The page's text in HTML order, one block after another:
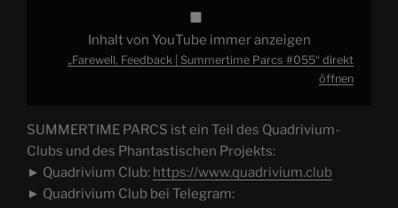
Inhalt von YouTube immer anzeigen
„Farewell, Feedback | Summertime Parcs #055“ direkt
öffnen
SUMMERTIME PARCS ist ein Teil des Quadrivium-
Clubs und des Phantastischen Projekts:
► Quadrivium Club: https://www.quadrivium.club
► Quadrivium Club bei Telegram: